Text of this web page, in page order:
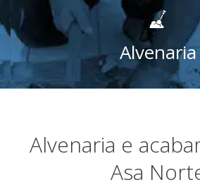
contato
Alvenaria
Alvenaria e
Asa